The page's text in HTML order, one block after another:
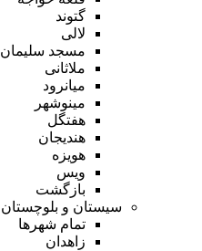
گتوند
لالی
مسجد سلیمان
ملاثانی
میانرود
مینوشهر
هفتگل
هندیجان
هویزه
ویس
بازگشت
سیستان و بلوچستان
تمام شهر‌ها
زاهدان